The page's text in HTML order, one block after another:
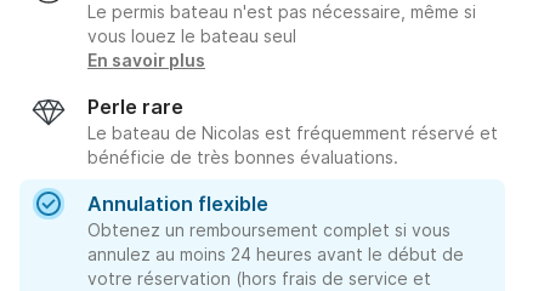
Le permis bateau n'est pas nécessaire, même si
vous louez le bateau seul
En savoir plus
Perle rare
Le bateau de Nicolas est fréquemment réservé et
bénéficie de très bonnes évaluations.
Annulation flexible
Obtenez un remboursement complet si vous
annulez au moins 24 heures avant le début de
votre réservation (hors frais de service et